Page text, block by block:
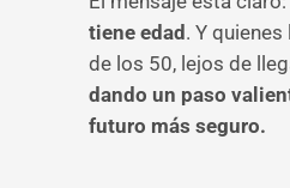
tiene edad . Y
de los 50, lejos de
dando un paso
futuro más seguro.